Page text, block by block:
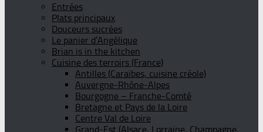
Entrées
Plats principaux
Douceurs sucrées
Le panier d’Angélique
Brian is in the kitchen
Cuisine des terroirs (France)
Antilles (Caraïbes, cuisine créole)
Auvergne-Rhône-Alpes
Bourgogne – Franche-Comté
Bretagne et Pays de la Loire
Centre Val de Loire
Grand-Est (Alsace, Lorraine, Champagne,